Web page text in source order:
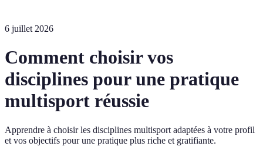
6 juillet 2026
Comment choisir vos
disciplines pour une pratique
multisport réussie
Apprendre à choisir les disciplines multisport adaptées à votre profil
et vos objectifs pour une pratique plus riche et gratifiante.